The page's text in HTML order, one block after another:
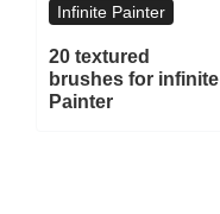
Infinite Painter
20 textured
brushes for infinite
Painter